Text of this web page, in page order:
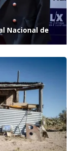
Nacional de